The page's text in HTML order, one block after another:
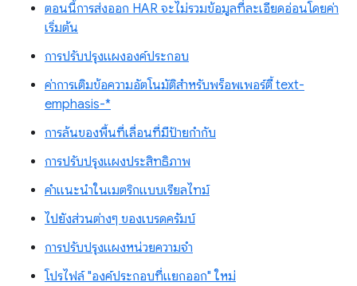
ตอนนี้การส่งออก HAR จะไม่รวมข้อมูลที่ละเอียดอ่อนโดยค่า
เริ่มต้น
การปรับปรุงแผงองค์ประกอบ
ค่าการเติมข้อความอัตโนมัติสำหรับพร็อพเพอร์ตี้ text-
emphasis-*
การล้นของพื้นที่เลื่อนที่มีป้ายกำกับ
การปรับปรุงแผงประสิทธิภาพ
คำแนะนำในเมตริกแบบเรียลไทม์
ไปยังส่วนต่างๆ ของเบรดครัมบ์
การปรับปรุงแผงหน่วยความจำ
โปรไฟล์ "องค์ประกอบที่แยกออก" ใหม่